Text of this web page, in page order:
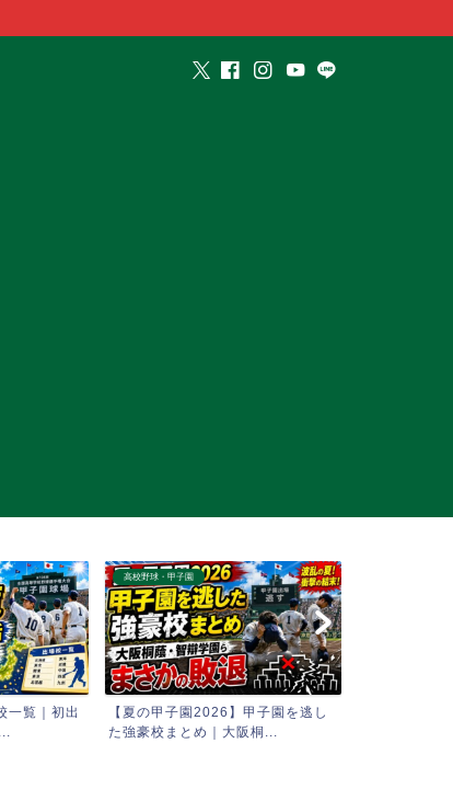
園を逃し
...
高校野球・甲子園
【AI予想】2026夏の甲子園 1回戦
全試合 勝敗シミュ...